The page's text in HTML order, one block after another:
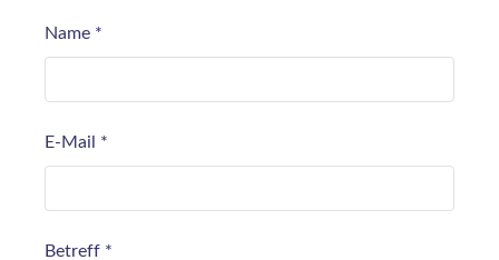
Name *
E-Mail *
Betreff *